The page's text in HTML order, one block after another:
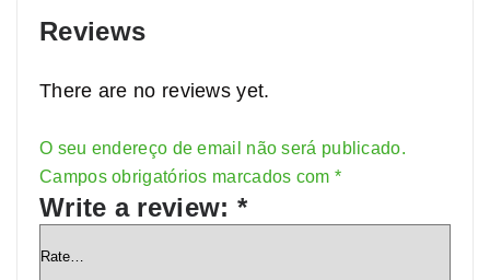
Reviews
There are no reviews yet.
O seu endereço de email não será publicado.
Campos obrigatórios marcados com *
Write a review: *
Alternative: